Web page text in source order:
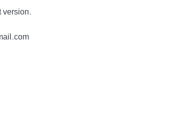
version.